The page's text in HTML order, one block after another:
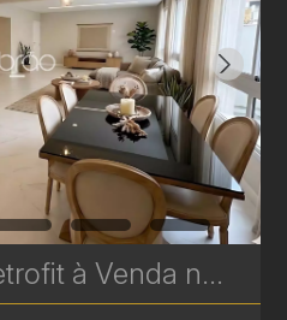
Apartamento Retrofit à Venda no Batel – Edifício Cristina | 3 Quartos, 2 Suítes, 159 m² | Ref 385